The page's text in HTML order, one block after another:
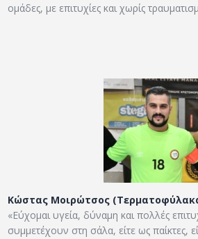
ομάδες, με επιτυχίες και χωρίς
Κώστας Μοιρώτσος
«Εύχομαι υγεία, δύναμη και πολλές
συμμετέχουν στη σάλα, είτε ως παίκτες,